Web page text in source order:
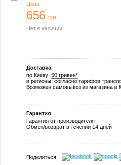
Цена:
656 грн
Нет в наличии
Доставка
по Киеву:50 гривен*
в регионы: согласно тарифов
Возможен самовывоз из магазина в
Гарантия
Гарантия от производителя
Обмен/возврат в течении 14 дней
Поделиться: